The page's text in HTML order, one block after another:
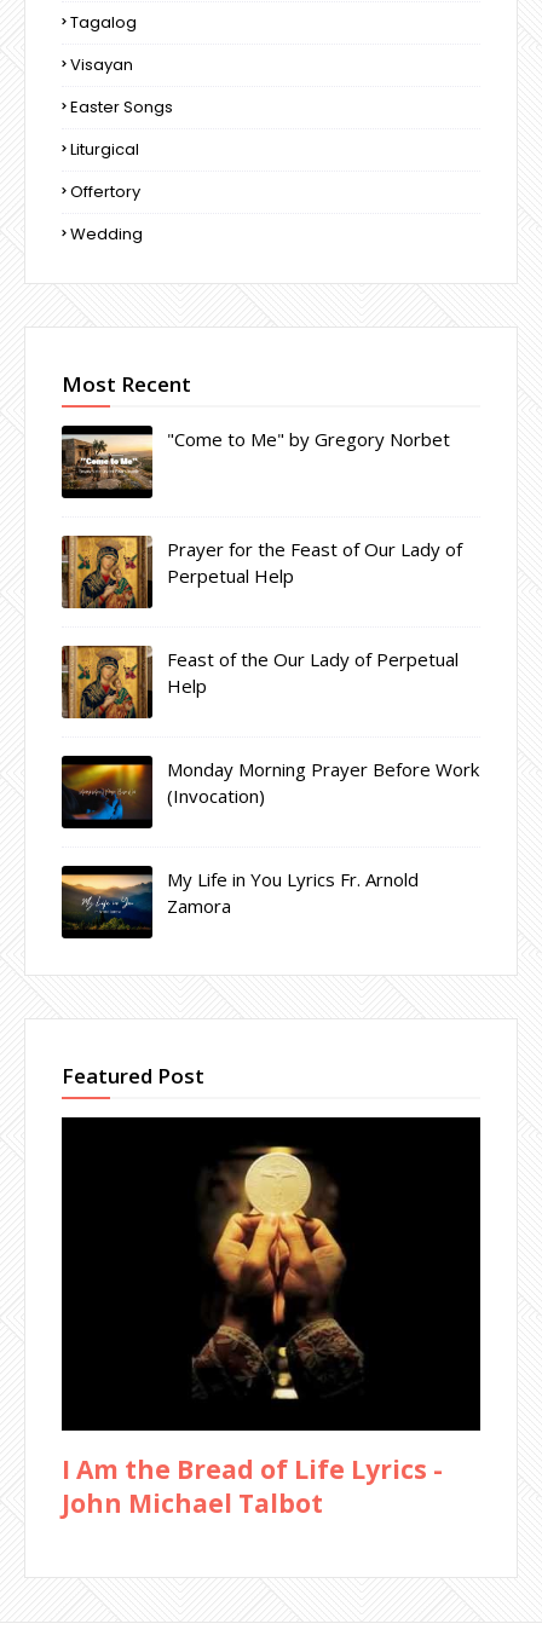
Tagalog
Visayan
Easter Songs
Liturgical
Offertory
Wedding
Most Recent
"Come to Me" by Gregory Norbet
Prayer for the Feast of Our Lady of
Perpetual Help
Feast of the Our Lady of Perpetual
Help
Monday Morning Prayer Before Work
(Invocation)
My Life in You Lyrics Fr. Arnold
Zamora
Featured Post
I Am the Bread of Life Lyrics -
John Michael Talbot